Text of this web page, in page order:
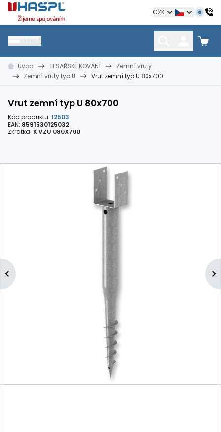
Hašpl CZK
HŘEBÍKY
kramle
SPOJOVACÍ MATERIÁL
vruty, šrouby, matice
KOTEVNÍ TECHNIKA
hmoždinky, napínáky
Úvod TESAŘSKÉ KOVÁNÍ
Zemní vruty
Zemní vruty typ U
Vrut zemní typ U 80x700
Vrut zemní typ U 80x700
Kód produktu: 12503
EAN: 8591530125032
Zkratka: K VZU 080X700